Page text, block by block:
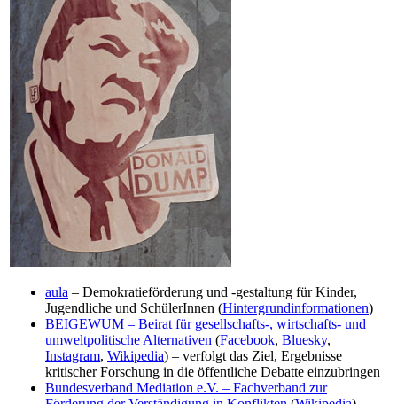
aula – Demokratieförderung und -gestaltung für Kinder,
Jugendliche und SchülerInnen (Hintergrundinformationen)
BEIGEWUM – Beirat für gesellschafts-, wirtschafts- und
umweltpolitische Alternativen (Facebook, Bluesky,
Instagram, Wikipedia) – verfolgt das Ziel, Ergebnisse
kritischer Forschung in die öffentliche Debatte einzubringen
Bundesverband Mediation e.V. – Fachverband zur